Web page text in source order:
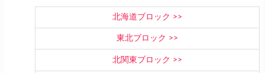
北海道ブロック
東北ブロック
北関東ブロック